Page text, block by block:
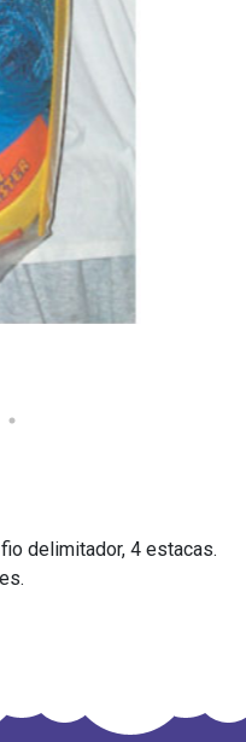
delimitador, 4 estacas.